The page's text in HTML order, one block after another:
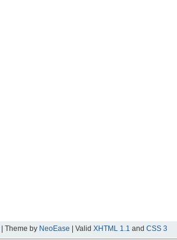
| Theme by NeoEase | Valid XHTML 1.1 and CSS 3